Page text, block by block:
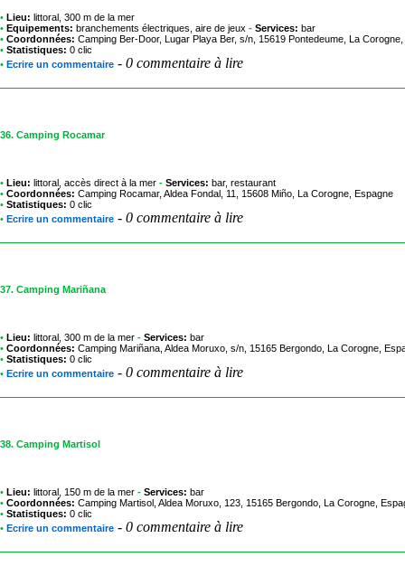
• Lieu: littoral, 300 m de la mer
• Equipements: branchements électriques, aire de jeux - Services: bar
• Coordonnées: Camping Ber-Door, Lugar Playa Ber, s/n, 15619 Pontedeume, La
• Statistiques: 0 clic
• Ecrire un commentaire - 0 commentaire à lire
36. Camping Rocamar
• Lieu: littoral, accès direct à la mer - Services: bar, restaurant
• Coordonnées: Camping Rocamar, Aldea Fondal, 11, 15608 Miño, La Corogne, Espagne
• Statistiques: 0 clic
• Ecrire un commentaire - 0 commentaire à lire
37. Camping Mariñana
• Lieu: littoral, 300 m de la mer - Services: bar
• Coordonnées: Camping Mariñana , Aldea Moruxo, s/n, 15165 Bergondo, La Corogne,
• Statistiques: 0 clic
• Ecrire un commentaire - 0 commentaire à lire
38. Camping Martisol
• Lieu: littoral, 150 m de la mer - Services: bar
• Coordonnées: Camping Martisol , Aldea Moruxo, 123, 15165 Bergondo, La Corogne,
• Statistiques: 0 clic
• Ecrire un commentaire - 0 commentaire à lire